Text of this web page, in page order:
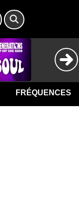
FRÉQUENCES